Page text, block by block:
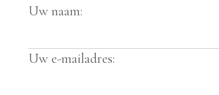
Uw naam:
Uw e-mailadres: